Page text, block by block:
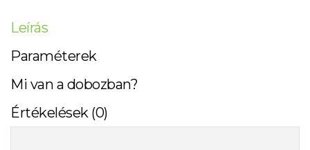
Leírás
Paraméterek
Mi van a dobozban?
Értékelések (0)